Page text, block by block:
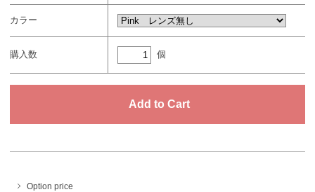
カラー
購入数 個
Option price